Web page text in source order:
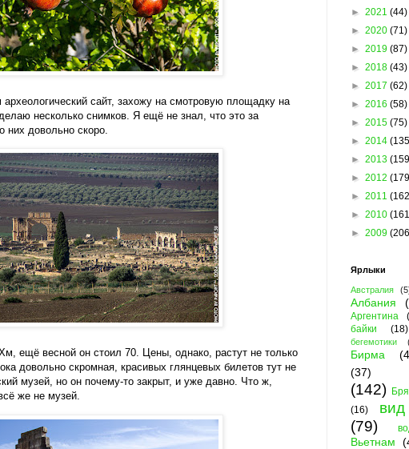
сайт, захожу на смотровую площадку на
несколько снимков. Я ещё не знал, что это за
них довольно скоро.
ещё весной он стоил 70. Цены, однако, растут не только
довольно скромная, красивых глянцевых билетов тут не
музей, но он почему-то закрыт, и уже давно. Что ж,
же не музей.
► 2021 (44)
► 2020 (71)
► 2019 (87)
► 2018 (43)
► 2017 (62)
► 2016 (58)
► 2015 (75)
► 2014
► 2013
► 2012
► 2011
► 2010
► 2009
Ярлыки
Австралия
Албания
Аргентина
байки (18)
бегемотики
Бирма
(37)
(142)
(16)
(79)
Вьетнам